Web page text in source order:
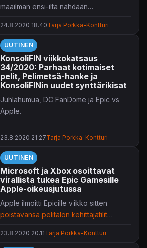
maailman ensi-ilta nähdään
tapahtumassa torstaina.
24.8.2020 18.40Tarja Porkka-Kontturi
UUTINEN
KonsoliFIN viikkokatsaus
34/2020: Parhaat kotimaiset
pelit, Pelimetsä-hanke ja
KonsoliFINin uudet synttärikisat
Juhlahumua, DC FanDome ja Epic vs
Apple.
23.8.2020 21.27Tarja Porkka-Kontturi
UUTINEN
Microsoft ja Xbox osoittavat
virallista tukea Epic Gamesille
Apple-oikeusjutussa
Apple ilmoitti Epicille viikko sitten
poistavansa pelitalon kehittäjätilit
23.8.2020 20.11Tarja Porkka-Kontturi